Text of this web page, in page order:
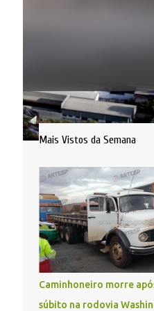
Mais Vistos da Semana
Caminhoneiro morre
súbito na rodovia